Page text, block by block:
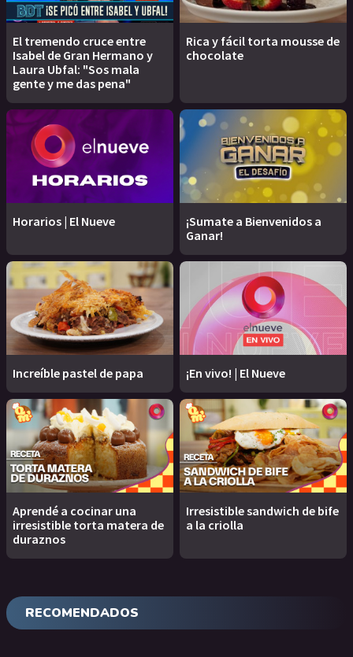
El tremendo cruce entre
Isabel de Gran Hermano y
Laura Ubfal: "Sos mala
gente y me das pena"
Rica y fácil torta mousse de
chocolate
Horarios | El Nueve
¡Sumate a Bienvenidos a
Ganar!
Increíble pastel de papa ¡En vivo! | El Nueve
Aprendé a cocinar una
irresistible torta matera de
duraznos
Irresistible sandwich de bife
a la criolla
RECOMENDADOS